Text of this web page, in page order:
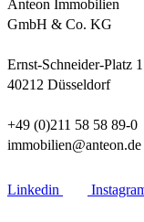
Anteon Immobilien
GmbH & Co. KG
Ernst-Schneider-Platz 1
40212 Düsseldorf
+49 (0)211 58 58 89-0
immobilien@anteon.de
Linkedin